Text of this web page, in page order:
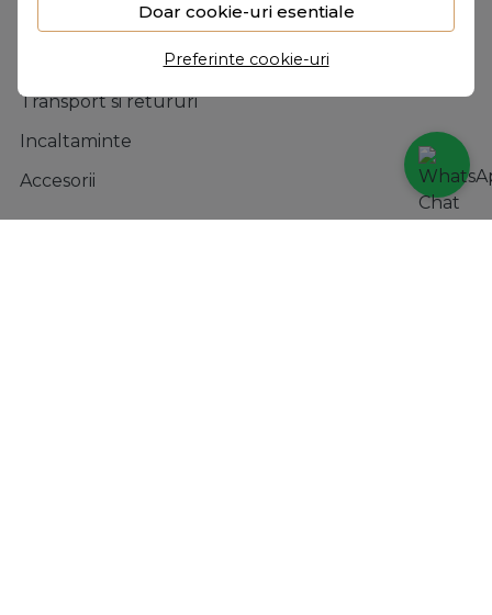
Doar cookie-uri esentiale
Preferinte cookie-uri
Contul meu
Metode de plata
Transport si retururi
Incaltaminte
Accesorii